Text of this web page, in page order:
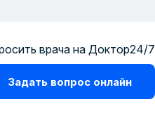
врача на Доктор24/7
Задать вопрос онлайн